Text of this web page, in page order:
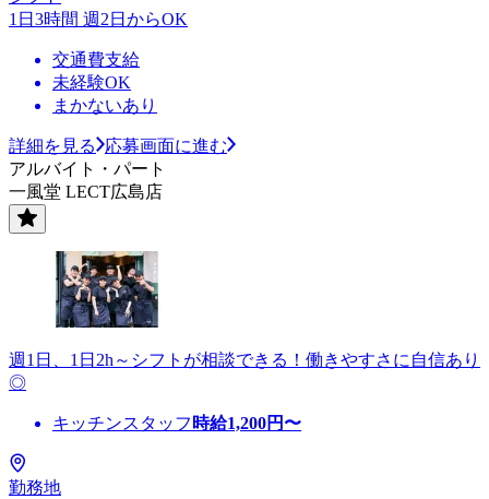
1日3時間 週2日からOK
交通費支給
未経験OK
まかないあり
詳細を見る
応募画面に進む
アルバイト・パート
一風堂 LECT広島店
週1日、1日2h～シフトが相談できる！働きやすさに自信あり
◎
キッチンスタッフ 時給1,200円〜
勤務地